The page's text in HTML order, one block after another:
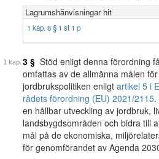
Lagrumshänvisningar hit
1 kap. 8 § 1 st 1 p
3 § Stöd enligt denna förordning
omfattas av de allmänna målen
jordbrukspolitiken enligt artikel 5 i
rådets förordning (EU) 2021/2115.
en hållbar utveckling av jordbruk,
landsbygdsområden och bidra till
mål på de ekonomiska,
för genomförandet av Agenda